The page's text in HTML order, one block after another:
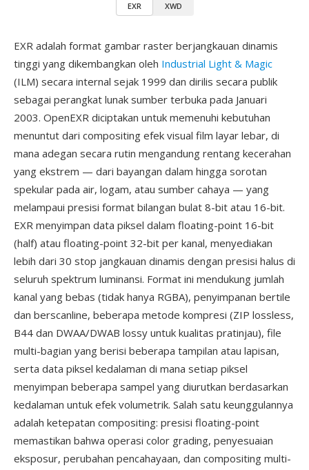
EXR XWD
EXR adalah format gambar raster berjangkauan dinamis
tinggi yang dikembangkan oleh Industrial Light & Magic
(ILM) secara internal sejak 1999 dan dirilis secara publik
sebagai perangkat lunak sumber terbuka pada Januari
2003. OpenEXR diciptakan untuk memenuhi kebutuhan
menuntut dari compositing efek visual film layar lebar, di
mana adegan secara rutin mengandung rentang kecerahan
yang ekstrem — dari bayangan dalam hingga sorotan
spekular pada air, logam, atau sumber cahaya — yang
melampaui presisi format bilangan bulat 8-bit atau 16-bit.
EXR menyimpan data piksel dalam floating-point 16-bit
(half) atau floating-point 32-bit per kanal, menyediakan
lebih dari 30 stop jangkauan dinamis dengan presisi halus di
seluruh spektrum luminansi. Format ini mendukung jumlah
kanal yang bebas (tidak hanya RGBA), penyimpanan bertile
dan berscanline, beberapa metode kompresi (ZIP lossless,
B44 dan DWAA/DWAB lossy untuk kualitas pratinjau), file
multi-bagian yang berisi beberapa tampilan atau lapisan,
serta data piksel kedalaman di mana setiap piksel
menyimpan beberapa sampel yang diurutkan berdasarkan
kedalaman untuk efek volumetrik. Salah satu keunggulannya
adalah ketepatan compositing: presisi floating-point
memastikan bahwa operasi color grading, penyesuaian
eksposur, perubahan pencahayaan, dan compositing multi-